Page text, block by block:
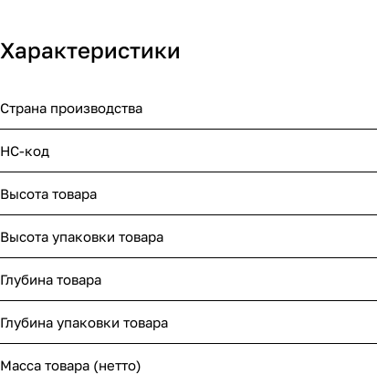
Характеристики
Страна производства
НС-код
Высота товара
Высота упаковки товара
Глубина товара
Глубина упаковки товара
Масса товара (нетто)